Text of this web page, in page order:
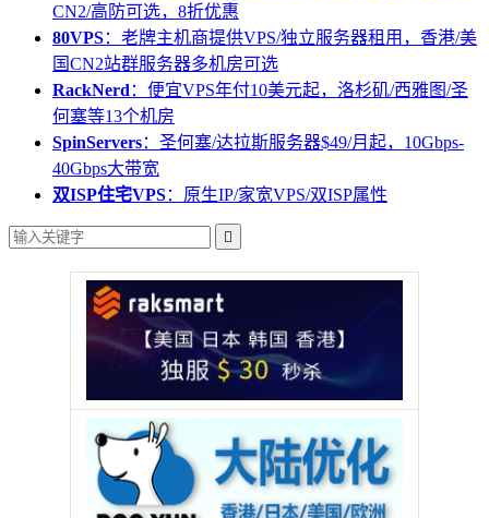
CN2/高防可选，8折优惠
80VPS：老牌主机商提供VPS/独立服务器租用，香港/美
国CN2站群服务器多机房可选
RackNerd ：便宜VPS年付10美元起，洛杉矶/西雅图/圣
何塞等13个机房
SpinServers：圣何塞/达拉斯服务器$49/月起，10Gbps-
40Gbps大带宽
双ISP住宅VPS：原生IP/家宽VPS/双ISP属性
